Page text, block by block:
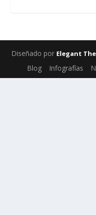
Diseñado por Elegant
Blog Infografías